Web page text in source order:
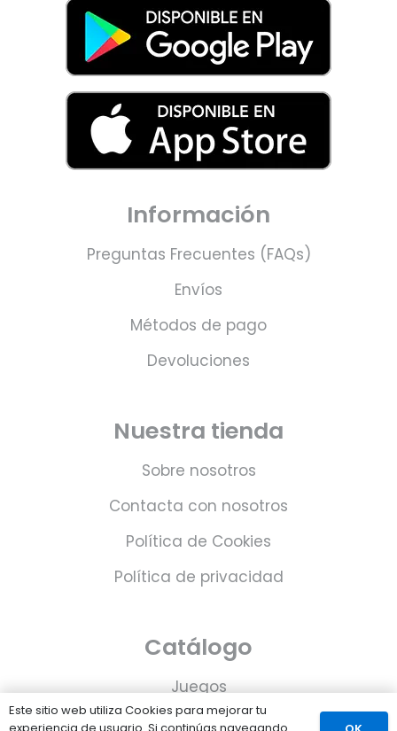
Información
Preguntas Frecuentes (FAQs)
Envíos
Métodos de pago
Devoluciones
Nuestra tienda
Sobre nosotros
Contacta con nosotros
Política de Cookies
Política de privacidad
Catálogo
Juegos
Consolas
Este sitio web utiliza Cookies para mejorar tu